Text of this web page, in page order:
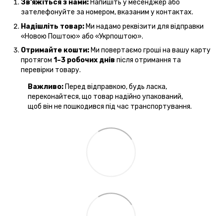
Зв'яжіться з нами: Напишіть у месенджер або
зателефонуйте за номером, вказаним у контактах.
Надішліть товар: Ми надамо реквізити для відправки
«Новою Поштою» або «Укрпоштою».
Отримайте кошти: Ми повертаємо гроші на вашу карту
протягом 1–3 робочих днів після отримання та
перевірки товару.
Важливо: Перед відправкою, будь ласка,
переконайтеся, що товар надійно упакований,
щоб він не пошкодився під час транспортування.